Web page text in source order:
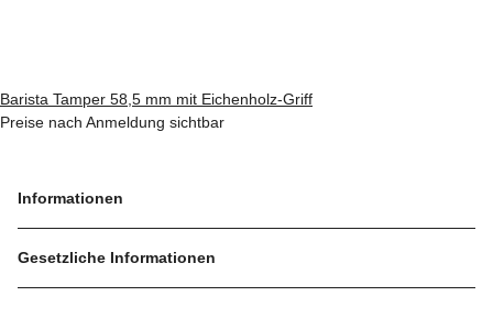
Barista Tamper 58,5 mm mit Eichenholz-Griff
Preise nach Anmeldung sichtbar
Informationen
Gesetzliche Informationen